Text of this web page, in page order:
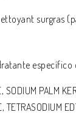
surgras
específico
SODIUM PALM